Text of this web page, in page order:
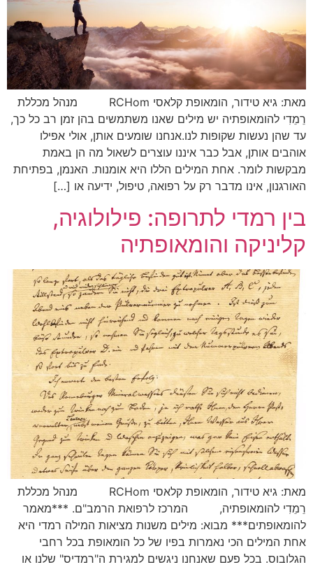
מאת: גיא טידור, הומאופת קלאסי RCHom מנהל מכללת
רֵמֵדִי להומאופתיה יש מילים שאנו משתמשים בהן זמן רב כל כך,
עד שהן נעשות שקופות לנו.אנחנו שומעים אותן, אולי אפילו
אוהבים אותן, אבל כבר איננו עוצרים לשאול מה הן באמת
מבקשות לומר. אחת המילים הללו היא אומנות. האנמן, בפתיחת
האורגנון, אינו מדבר רק על רפואה, טיפול, ידיעה או […]
בין רמדי לתרופה: פילולוגיה,
קליניקה והומאופתיה
מאת: גיא טידור, הומאופת קלאסי RCHom מנהל מכללת
רֵמֵדִי להומאופתיה, המרכז לרפואת הרמב"ם. ***מאמר
להומאופתים*** מבוא: מילים משנות מציאות המילה רמדי היא
אחת המילים הכי נאמרות בפיו של כל הומאופת בכל רחבי
הגלובוס. בכל פעם שאנחנו ניגשים למגירת ה"רמדיס" שלנו או